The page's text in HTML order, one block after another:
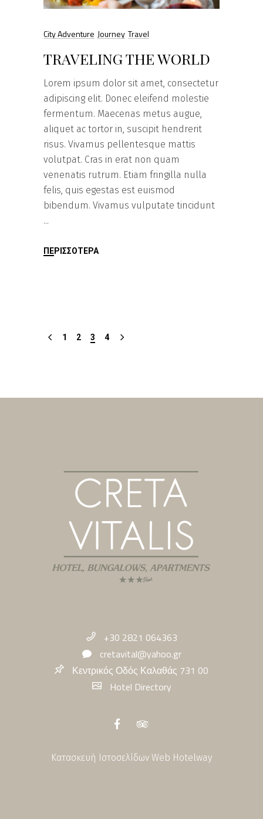
City Adventure Journey Travel
TRAVELING THE WORLD
Lorem ipsum dolor sit amet, consectetur
adipiscing elit. Donec eleifend molestie
fermentum. Maecenas metus augue,
aliquet ac tortor in, suscipit hendrerit
risus. Vivamus pellentesque mattis
volutpat. Cras in erat non quam
venenatis rutrum. Etiam fringilla nulla
felis, quis egestas est euismod
bibendum. Vivamus vulputate tincidunt
ΠΕΡΙΣΣΌΤΕΡΑ
1 2 3 4
+30 2821 064363
cretavital@yahoo.gr
Κεντρικός Οδός Καλαθάς 731 00
Hotel Directory
Κατασκευή Ιστοσελίδων Web Hotelway